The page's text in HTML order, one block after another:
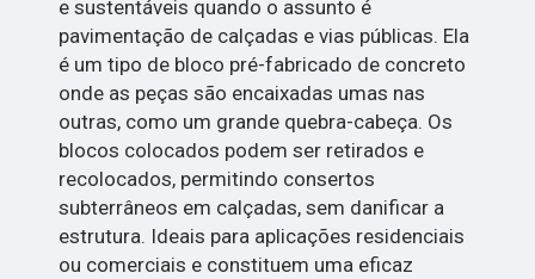
e sustentáveis quando o assunto é
pavimentação de calçadas e vias públicas. Ela
é um tipo de bloco pré-fabricado de concreto
onde as peças são encaixadas umas nas
outras, como um grande quebra-cabeça. Os
blocos colocados podem ser retirados e
recolocados, permitindo consertos
subterrâneos em calçadas, sem danificar a
estrutura. Ideais para aplicações residenciais
ou comerciais e constituem uma eficaz